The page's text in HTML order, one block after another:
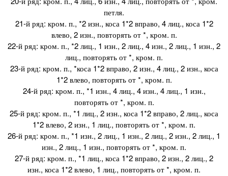
петля.
21-й ряд: кром. п., *2 изн., коса 1*2 вправо, 4 лиц., коса 1*2
влево, 2 изн., повторять от *, кром. п.
22-й ряд: кром. п., *2 лиц., 1 изн., 2 лиц., 4 изн., 2 лиц., 1 изн., 2
лиц., повторять от *, кром. п.
23-й ряд: кром. п., *коса 1*2 вправо, 2 изн., 4 лиц., 2 изн., коса
1*2 влево, повторять от *, кром. п.
24-й ряд: кром. п., *1 изн., 4 лиц., 4 изн., 4 лиц., 1 изн.,
повторять от *, кром. п.
25-й ряд: кром. п., *1 лиц., 2 изн., коса 1*2 вправо, 2 лиц., коса
1*2 влево, 2 изн., 1 лиц., повторять от *, кром. п.
26-й ряд: кром. п., *1 изн., 2 лиц., 1 изн., 2 лиц., 2 изн., 2 лиц., 1
изн., 2 лиц., 1 изн., повторять от *, кром. п.
27-й ряд: кром. п., *1 лиц., коса 1*2 вправо, 2 изн., 2 лиц., 2
изн., коса 1*2 влево, 1 лиц., повторять от *, кром. п.